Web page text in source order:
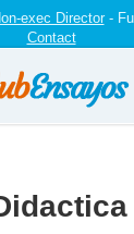
exec Director-
Contact